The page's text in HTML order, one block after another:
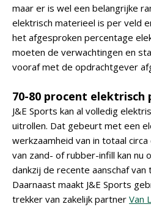
maar er is wel een belangrijke
elektrisch materieel is per veld
het afgesproken percentage
moeten de verwachtingen en
vooraf met de opdrachtgever
70-80 procent elektrisch
J&E Sports kan al volledig
uitrollen. Dat gebeurt met een
werkzaamheid van in totaal
van zand- of rubber-infill kan nu
dankzij de recente aanschaf
Daarnaast maakt J&E Sports
trekker van zakelijk partner Van